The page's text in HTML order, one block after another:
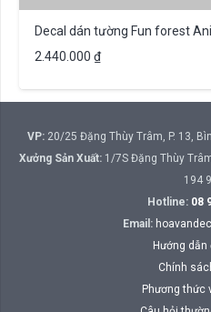
Decal dán tường Fun forest
2.440.000 ₫
VP:20/25 Đặng Thùy Trâm, P. 13,
Xưởng Sản Xuất: 1/7S Đặng Thùy
194
Hotline: 08
Email:
Hướng dẫn
Chính
Phương thức